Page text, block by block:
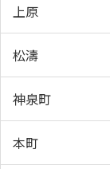
上原
松濤
神泉町
本町